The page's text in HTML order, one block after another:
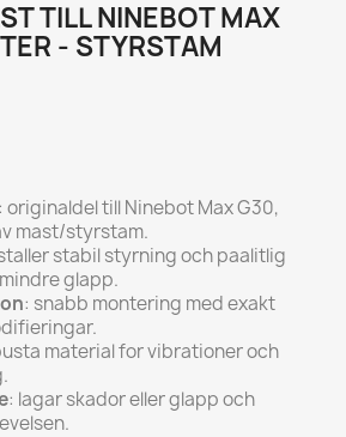
TILL NINEBOT MAX
- STYRSTAM
: originaldel till Ninebot Max G30,
mast/styrstam.
stabil styrning och paalitlig
glapp.
: snabb montering med exakt
material for vibrationer och
: lagar skador eller glapp och